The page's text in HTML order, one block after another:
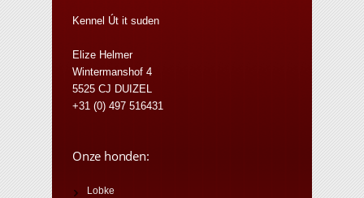
Kennel Út it suden
Elize Helmer
Wintermanshof 4
5525 CJ DUIZEL
+31 (0) 497 516431
Onze honden:
Lobke